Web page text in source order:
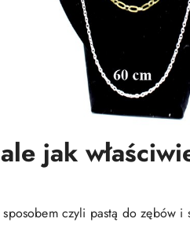
jak
czyli pastą do zębów